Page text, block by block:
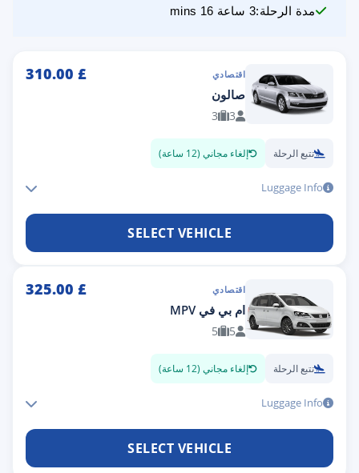
مدة الرحلة:3 ساعة 16 mins
اقتصادي £
310.00
صالون
3
3
تتبع الرحلة إلغاء مجاني (12 ساعة)
Luggage Info
SELECT VEHICLE
اقتصادي £
325.00
ام بي في MPV
5
5
تتبع الرحلة إلغاء مجاني (12 ساعة)
Luggage Info
SELECT VEHICLE